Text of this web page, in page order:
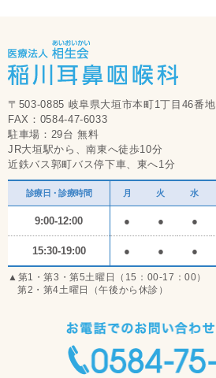
〒503-0885 岐阜県大垣市本町1丁目46番地
FAX：0584-47-6033
駐車場：29台 無料
JR大垣駅から、南東へ徒歩10分
近鉄バス郭町バス停下車、東へ1分
診療日・診療時間 月 火 水
9:00-12:00 ● ● ●
15:30-19:00 ● ● ●
▲第1・第3・第5土曜日（15：00-17：00）
第2・第4土曜日（午後から休診）